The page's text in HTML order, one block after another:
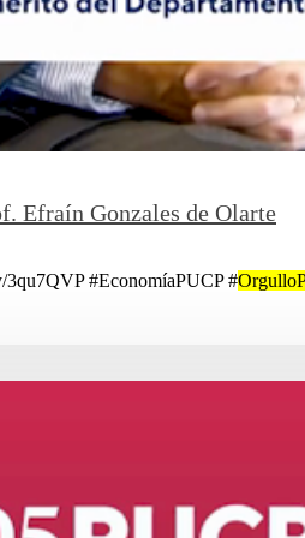
Efraín Gonzales de Olarte
3qu7QVP #EconomíaPUCP #